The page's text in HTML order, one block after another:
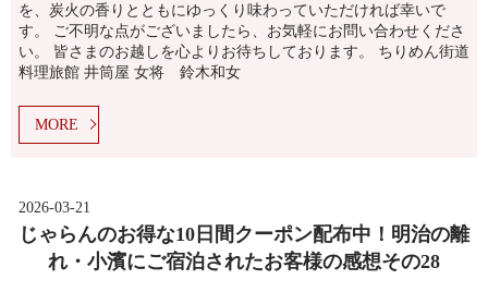
を、炭火の香りとともにゆっくり味わっていただければ幸いで
す。 ご不明な点がございましたら、お気軽にお問い合わせくださ
い。 皆さまのお越しを心よりお待ちしております。 ちりめん街道
料理旅館 井筒屋 女将 鈴木和女
MORE
2026-03-21
じゃらんのお得な10日間クーポン配布中！明治の離
れ・小濱にご宿泊されたお客様の感想その28